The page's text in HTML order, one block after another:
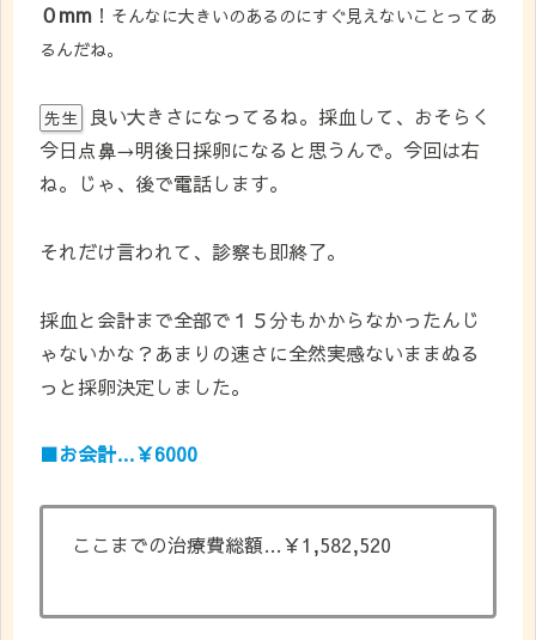
０mm ！ そんなに大きいのあるのにすぐ見えないことってあ
るんだね。
先生
良い大きさになってるね。採血して、おそらく
今日点鼻→明後日採卵になると思うんで。今回は右
ね。じゃ、後で電話します。
それだけ言われて、診察も即終了。
採血と会計まで全部で１５分もかからなかったんじ
ゃないかな？あまりの速さに全然実感ないままぬる
っと採卵決定しました。
■お会計…￥6000
ここまでの治療費総額…￥1,582,520